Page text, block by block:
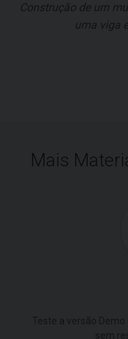
Construção de um
uma viga
Mais